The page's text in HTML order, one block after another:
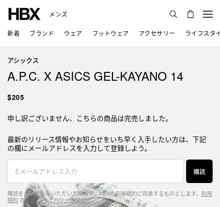
メンズ
新着 ブランド ウェア フットウェア アクセサリー ライフスタ
アシックス
A.P.C. X ASICS GEL-KAYANO 14
$205
申し訳ございません、こちらの商品は完売しました。
最新のリリース情報やお知らせをいち早く入手したい方は、下記
の欄にメールアドレスを入力して登録しよう。
購読
購読をお申し込みいただいた時点で、HBXの利用規約に同意するものとします。 利用
規約 およびプライバシーポリシー